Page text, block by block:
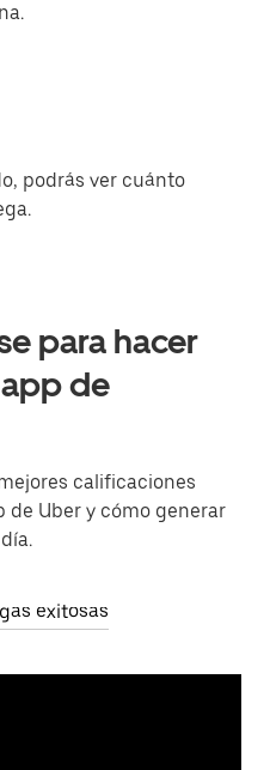
podrás ver cuánto
para hacer
de
calificaciones
de Uber y cómo generar
exitosas